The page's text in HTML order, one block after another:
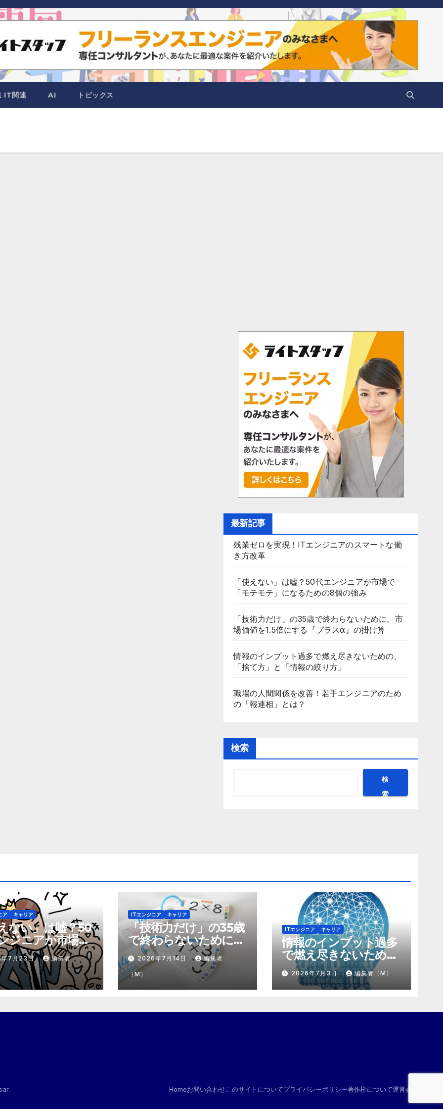
IT関連 AI トピックス
最新記事
残業ゼロを実現！ITエンジニアのスマートな働
き方改革
「使えない」は嘘？50代エンジニアが市場で
「モテモテ」になるための8個の強み
「技術力だけ」の35歳で終わらないために。市
場価値を1.5倍にする『プラスα』の掛け算
情報のインプット過多で燃え尽きないための、
「捨て方」と「情報の絞り方」
職場の人間関係を改善！若手エンジニアのため
の「報連相」とは？
検索
検
索
ア キャリア
ない」は嘘？50
ジニアが市場で
モテ」になるた
個の強み
7月23日 編集者
ITエンジニア キャリア
「技術力だけ」の35歳
で終わらないために。
市場価値を1.5倍にする
『プラスα』の掛け算
2026年7月14日 編集者
（M）
ITエンジニア キャリア
情報のインプット過多
で燃え尽きないため
の、「捨て方」と「情
報の絞り方」
2026年7月3日 編集者（M）
. Homeお問い合わせこのサイトについてプライバシーポリシー著作権について運営会社